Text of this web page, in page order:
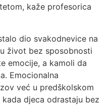
kaže profesorica
dio svakodnevice na
život bez sposobnosti
emocije, a kamoli da
Emocionalna
već u predškolskom
djeca odrastaju bez